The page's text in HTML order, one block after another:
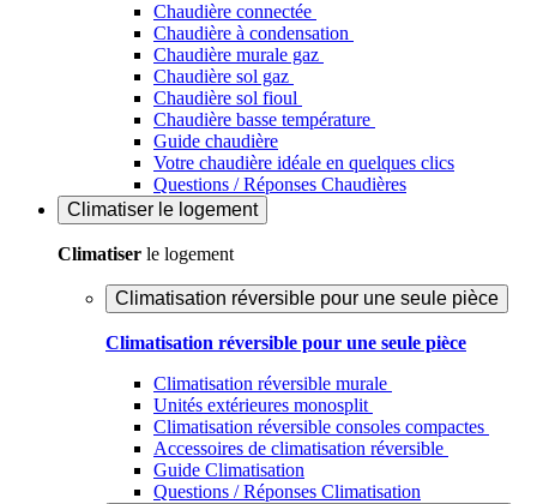
Chaudière connectée
Chaudière à condensation
Chaudière murale gaz
Chaudière sol gaz
Chaudière sol fioul
Chaudière basse température
Guide chaudière
Votre chaudière idéale en quelques clics
Questions / Réponses Chaudières
Climatiser le logement
Climatiser le logement
Climatisation réversible pour une seule pièce
Climatisation réversible pour une seule pièce
Climatisation réversible murale
Unités extérieures monosplit
Climatisation réversible consoles compactes
Accessoires de climatisation réversible
Guide Climatisation
Questions / Réponses Climatisation